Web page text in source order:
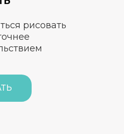
рисовать